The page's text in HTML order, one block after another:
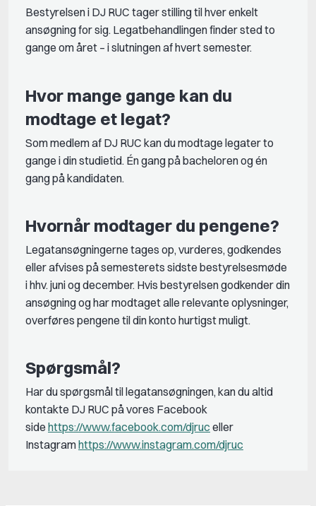
Bestyrelsen i DJ RUC tager stilling til hver enkelt
ansøgning for sig. Legatbehandlingen finder sted to
gange om året – i slutningen af hvert semester.
Hvor mange gange kan du
modtage et legat?
Som medlem af DJ RUC kan du modtage legater to
gange i din studietid. Én gang på bacheloren og én
gang på kandidaten.
Hvornår modtager du pengene?
Legatansøgningerne tages op, vurderes, godkendes
eller afvises på semesterets sidste bestyrelsesmøde
i hhv. juni og december. Hvis bestyrelsen godkender din
ansøgning og har modtaget alle relevante oplysninger,
overføres pengene til din konto hurtigst muligt.
Spørgsmål?
Har du spørgsmål til legatansøgningen, kan du altid
kontakte DJ RUC på vores Facebook
side https://www.facebook.com/djruc eller
Instagramhttps://www.instagram.com/djruc